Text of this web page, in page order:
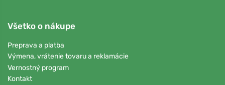
Všetko o nákupe
Preprava a platba
Výmena, vrátenie tovaru a reklamácie
Vernostný program
Kontakt